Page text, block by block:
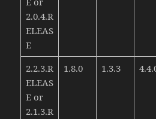
2.0.4.R
ELEAS
E
2.2.3.R
ELEAS
E or
2.1.3.R
1.8.0 1.3.3